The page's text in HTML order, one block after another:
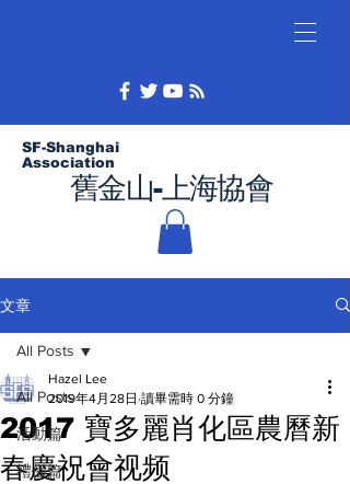
舊金山-上海協會
SF-Shanghai
Association
文章
All Posts
活動篇
禮儀篇
All Posts
2017 寶多麗肖化區農曆新
春慶祝會视频
Hazel Lee
2019年4月28日 讀畢需時 0 分鐘